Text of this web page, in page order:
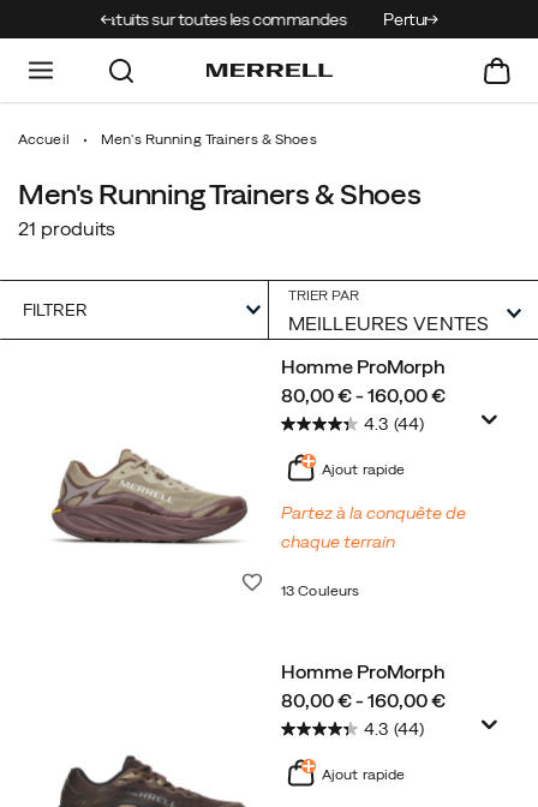
Perturbation livraisons : incendies
les commandes
Accueil Men's Running Trainers & Shoes
Men's Running Trainers & Shoes
21 produits
FILTRER
TRIER PAR
Shoes
intégré
Homme ProMorph
price
80,00 € - 160,00 €
4.3 (44)
Ajout rapide
Partez à la conquête de
chaque terrain
13 Couleurs
Homme ProMorph
price
80,00 € - 160,00 €
4.3 (44)
Ajout rapide